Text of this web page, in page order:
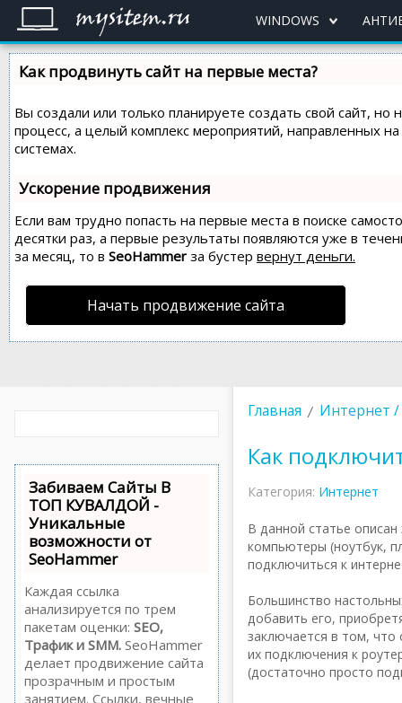
WINDOWS
Как продвинуть сайт на первые места?
Вы создали или только планируете создать свой сайт,
процесс, а целый комплекс мероприятий, направленных
системах.
Ускорение продвижения
Если вам трудно попасть на первые места в поиске
десятки раз, а первые результаты появляются уже в
за месяц, то в SeoHammer за бустер вернут деньги.
Начать продвижение сайта
Главная Интернет /
Как
Категория: Интернет
В данной статье
компьютеры (ноутбук,
подключиться к
Большинство
добавить его,
заключается в том, что
их подключения к
(достаточно просто
Забиваем Сайты В
ТОП КУВАЛДОЙ -
Уникальные
возможности от
SeoHammer
Каждая ссылка
анализируется по трем
пакетам оценки: SEO,
Трафик и SMM. SeoHammer
делает продвижение сайта
прозрачным и простым
занятием. Ссылки, вечные